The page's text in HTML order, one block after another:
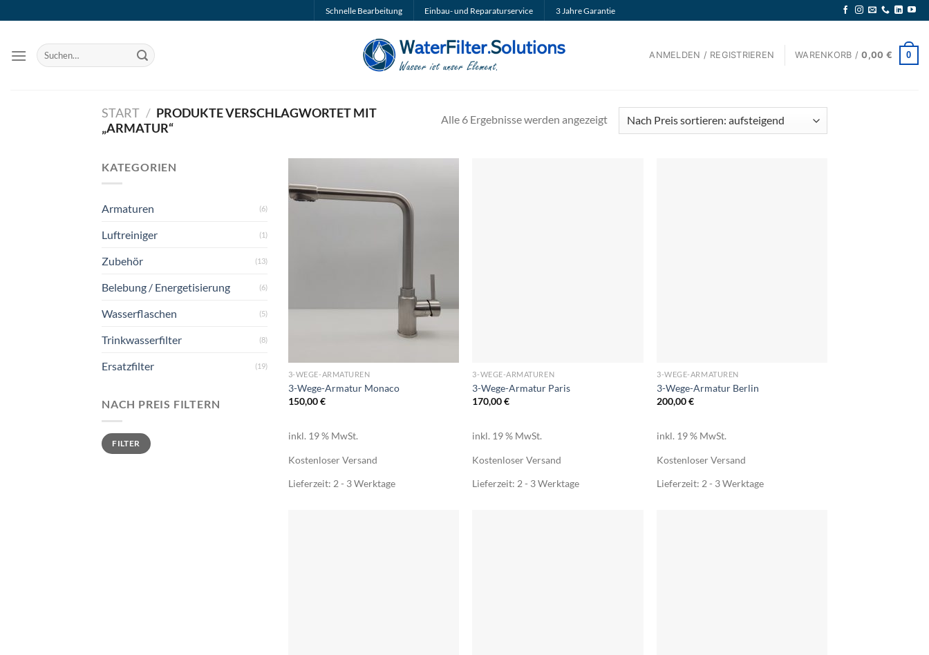
Inhalt
Schnelle Bearbeitung Einbau- und Reparaturservice 3 Jahre Garantie
Suchen
nach:
ANMELDEN / REGISTRIEREN WARENKORB /0,00 € 0
START / PRODUKTE VERSCHLAGWORTET MIT
„ARMATUR“
Alle 6 Ergebnisse werden angezeigtNach
Preis
KATEGORIEN
Armaturen (6)
Luftreiniger (1)
Zubehör (13)
Belebung / Energetisierung (6)
Wasserflaschen (5)
Trinkwasserfilter (8)
Ersatzfilter (19)
NACH PREIS FILTERN
Min.
Preis
Max.
PreisFILTER
3-WEGE-ARMATUREN
3-Wege-Armatur Monaco
150,00€
inkl. 19 % MwSt.
Kostenloser Versand
Lieferzeit: 2 - 3 Werktage
3-WEGE-ARMATUREN
3-Wege-Armatur Paris
170,00€
inkl. 19 % MwSt.
Kostenloser Versand
Lieferzeit: 2 - 3 Werktage
3-WEGE-ARMATUREN
3-Wege-Armatur Berlin
200,00€
inkl. 19 % MwSt.
Kostenloser Versand
Lieferzeit: 2 - 3 Werktage